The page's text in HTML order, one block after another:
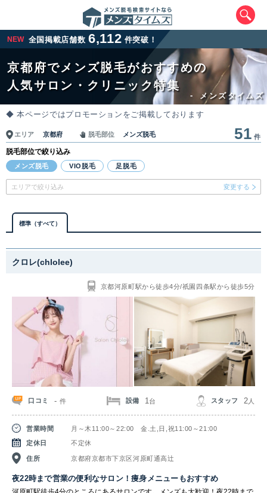
NEW 全国掲載店舗数 6,112 件突破！
京都府でメンズ脱毛がおすすめの
人気サロン・クリニック特集
- メンズタイムズ
◆ 本ページではプロモーションをご掲載しております
エリア 京都府 脱毛部位 メンズ脱毛 51 件
脱毛部位で絞り込み
メンズ脱毛 VIO脱毛 足脱毛
エリアで絞り込み 変更する
標準（すべて）
クロレ(chlolee)
京都河原町駅から徒歩4分/祇園四条駅から徒歩5分
口コミ -件 設備 1 台 スタッフ 2 人
営業時間
月～木11:00～22:00 金.土,日,祝11:00～21:00
定休日
不定休
住所 京都府京都市下京区河原町通高辻
夜22時まで営業の便利なサロン！痩身メニューもおすすめ
エリアから最寄りサロンを探す
北海道・東北
北海道
茨城県 群馬県 埼玉県
千葉県 東京都 神奈川県
新潟県 富山県 石川県 福井県
山梨県 長野県 岐阜県 静岡県
愛知県
関西